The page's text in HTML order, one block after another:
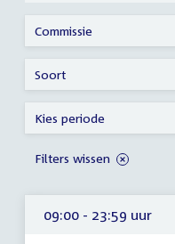
09:00 - 23:59 uur
Commissie
Soort
Kies periode
Filters wissen